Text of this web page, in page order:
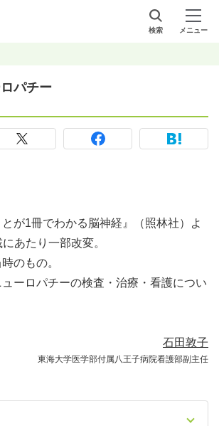
検索 メニュー
パチー
とが1冊でわかる脳神経』（照林社）よ
あたり一部改変。
のもの。
ーロパチーの検査・治療・看護につい
石田敦子
東海大学医学部付属八王子病院看護部副主任